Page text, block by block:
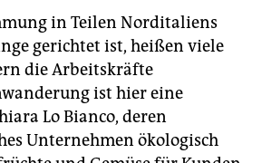
in Teilen Norditaliens
gerichtet ist, heißen viele
die Arbeitskräfte
ist hier eine
Lo Bianco, deren
Unternehmen ökologisch